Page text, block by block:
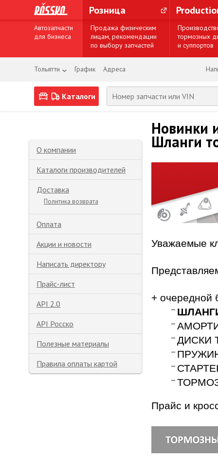
Розница
Автозапчасти
для бизнеса
Продажа физическим
лицам, рекомендации
по выбору запчастей
тормозных
и суппортов
Тольятти График Адреса
Каталоги
О компании
Каталоги производителей
Доставка
Политика возврата
Оплата
Акции и новости
Написать директору
Прайс-лист
API 2.0
API Росско
Полезные материалы
Правила оплаты картой
Новинки
Шланги
Уважаемые
+ очередной
ДИСКИ
Прайс и